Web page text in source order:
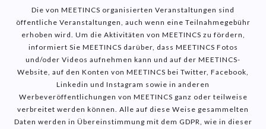
Die von MEETINCS organisierten Veranstaltungen sind
öffentliche Veranstaltungen, auch wenn eine Teilnahmegebühr
erhoben wird. Um die Aktivitäten von MEETINCS zu fördern,
informiert Sie MEETINCS darüber, dass MEETINCS Fotos
und/oder Videos aufnehmen kann und auf der MEETINCS-
Website, auf den Konten von MEETINCS bei Twitter, Facebook,
Linkedin und Instagram sowie in anderen
Werbeveröffentlichungen von MEETINCS ganz oder teilweise
verbreitet werden können. Alle auf diese Weise gesammelten
Daten werden in Übereinstimmung mit dem GDPR, wie in dieser